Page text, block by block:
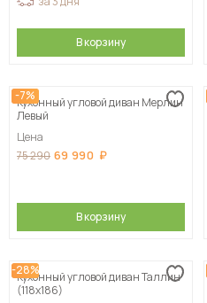
В корзину
-7%
Кухонный угловой диван Мерлин
Левый
Цена
75 290 69 990
В корзину
-28%
Кухонный угловой диван Таллин
(118х186)